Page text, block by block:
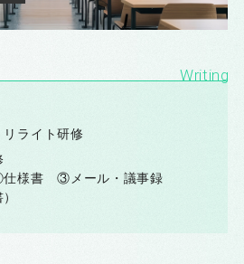
ライト研修
様書 ③メール・議事録